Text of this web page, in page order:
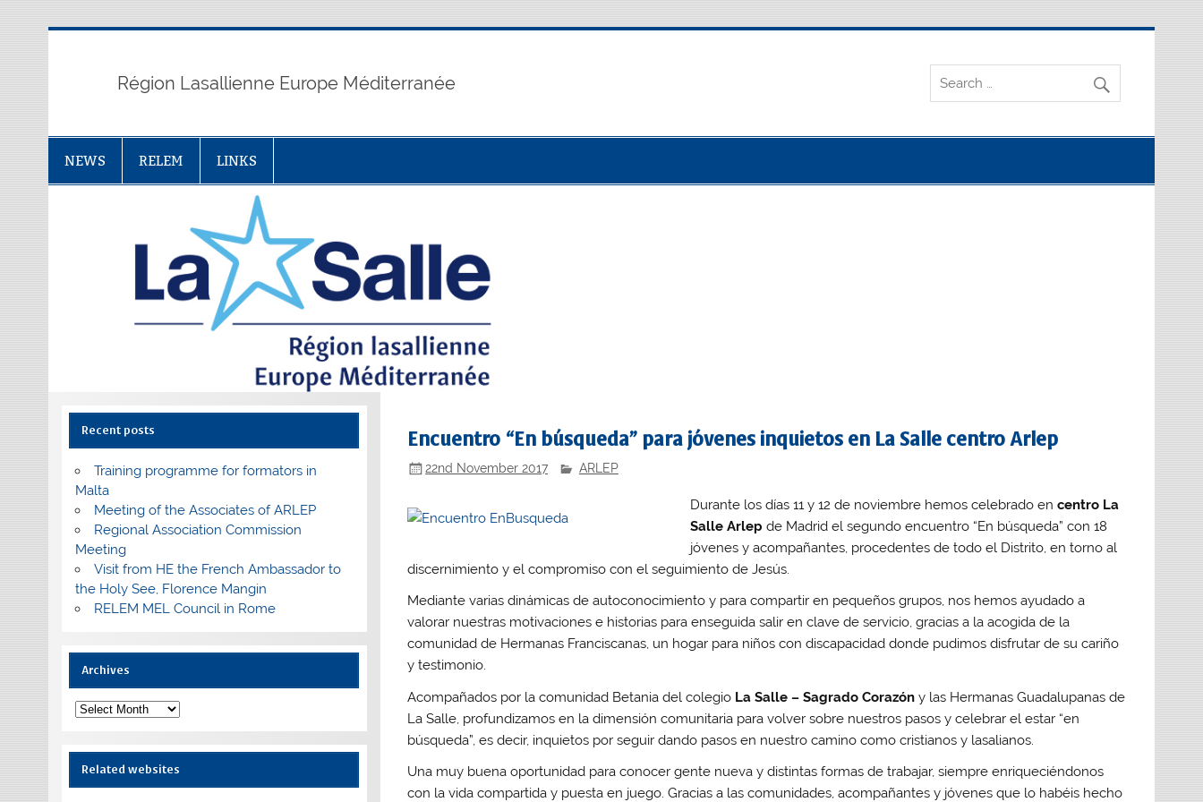
Région Lasallienne Europe Méditerranée
NEWS RELEM LINKS
Encuentro “En búsqueda” para jóvenes inquietos en La Salle centro Arlep
22nd November 2017 ARLEP
Durante los días 11 y 12 de noviembre hemos celebrado en centro La
Salle Arlep de Madrid el segundo encuentro “En búsqueda” con 18
jóvenes y acompañantes, procedentes de todo el Distrito, en torno al
discernimiento y el compromiso con el seguimiento de Jesús.
Mediante varias dinámicas de autoconocimiento y para compartir en pequeños grupos, nos hemos ayudado a
valorar nuestras motivaciones e historias para enseguida salir en clave de servicio, gracias a la acogida de la
comunidad de Hermanas Franciscanas, un hogar para niños con discapacidad donde pudimos disfrutar de su cariño
y testimonio.
Acompañados por la comunidad Betania del colegio La Salle – Sagrado Corazóny las Hermanas Guadalupanas de
La Salle, profundizamos en la dimensión comunitaria para volver sobre nuestros pasos y celebrar el estar “en
búsqueda”, es decir, inquietos por seguir dando pasos en nuestro camino como cristianos y lasalianos.
Una muy buena oportunidad para conocer gente nueva y distintas formas de trabajar, siempre enriqueciéndonos
con la vida compartida y puesta en juego. Gracias a las comunidades, acompañantes y jóvenes que lo habéis hecho
Recent posts
Training programme for formators in
Malta
Meeting of the Associates of ARLEP
Regional Association Commission
Meeting
Visit from HE the French Ambassador to
the Holy See, Florence Mangin
RELEM MEL Council in Rome
Archives
Archives
Related websites